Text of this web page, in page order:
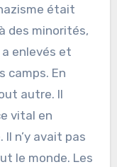
était
des minorités,
a enlevés et
camps. En
autre. Il
vital en
n’y avait pas
le monde. Les